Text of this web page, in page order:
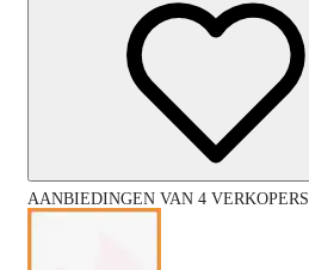
AANBIEDINGEN VAN 4 VERKOPERS